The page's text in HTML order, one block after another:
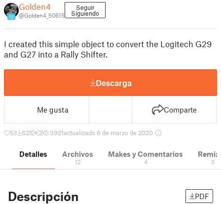
12
Golden4
@Golden4_50615
Seguir
Siguiendo
I created this simple object to convert the Logitech G29
and G27 into a Rally Shifter.
Descarga
Me gusta Comparte
53 625 2 3921actualizado 6 de marzo de 2020
Detalles Archivos
12
Makes y Comentarios
4 0
Descripción PDF